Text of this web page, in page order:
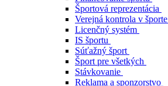
Športová reprezentácia
Verejná kontrola v športe
Licenčný systém
IS športu
Súťažný šport
Šport pre všetkých
Stávkovanie
Reklama a sponzorstvo